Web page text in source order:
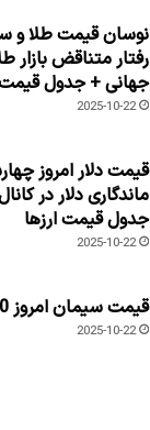
نوسان قیمت طلا و
رفتار متناقض
جهانی + جدول
2025-10-22
جدول قیمت ارزها
2025-10-22
قیمت سیمان امروز 30 مهر 1404 + جدول
2025-10-22